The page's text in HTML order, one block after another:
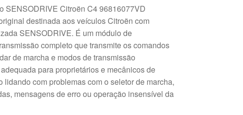
SENSODRIVE Citroën C4 96816077VD
destinada aos veículos Citroën com
SENSODRIVE. É um módulo de
completo que transmite os comandos
de marcha e modos de transmissão
para proprietários e mecânicos de
lidando com problemas com o seletor de marcha,
mensagens de erro ou operação insensível da